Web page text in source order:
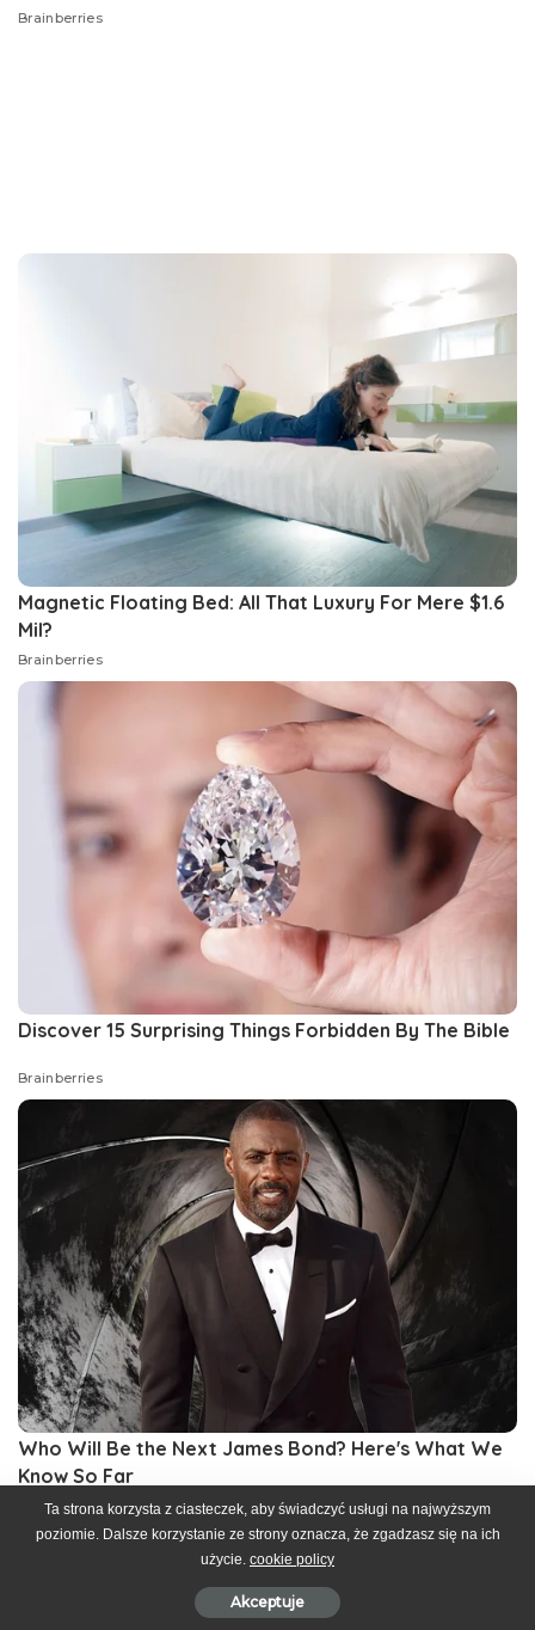
Ta strona korzysta z ciasteczek, aby świadczyć usługi na najwyższym
poziomie. Dalsze korzystanie ze strony oznacza, że zgadzasz się na ich
użycie. cookie policy
Akceptuje